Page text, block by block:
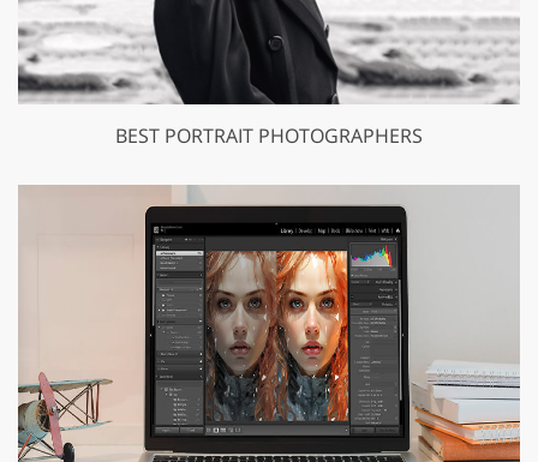
BEST PORTRAIT PHOTOGRAPHERS